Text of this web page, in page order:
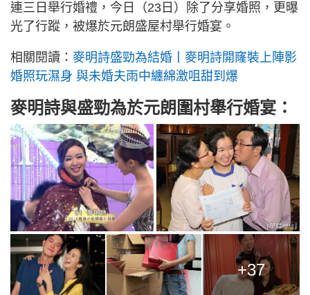
連三日舉行婚禮，今日（23日）除了分享婚照，更曝
光了行蹤，被爆於元朗盛屋村舉行婚宴。
相關閱讀： 麥明詩盛勁為結婚丨麥明詩開窿裝上陣影
婚照玩濕身 與未婚夫雨中纏綿激咀甜到爆
麥明詩與盛勁為於元朗圍村舉行婚宴：
+37